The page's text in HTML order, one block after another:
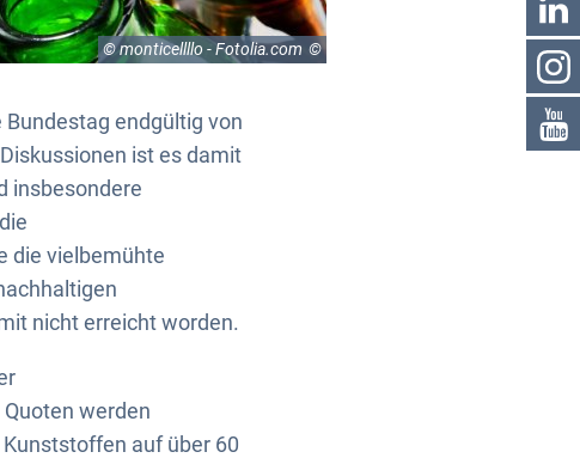
© monticellllo - Fotolia.com
endgültig von
ist es damit
insbesondere
die vielbemühte
nicht erreicht worden.
werden
auf über 60